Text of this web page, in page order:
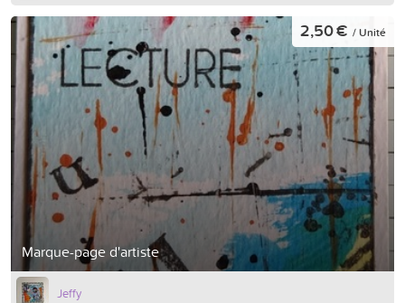
Marque-page d'artiste
2,50 € / Unité
Jeffy